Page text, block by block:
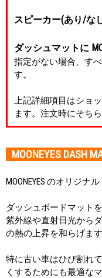
スピーカー(あり/な
ダッシュマットに
指定がない場合、すべ
す。
上記詳細項目はショ
ます。注文時にそち
MOONEYES DASH
MOONEYES のオリジナ
ダッシュボードマット
紫外線や直射日光から
の熱の上昇を和らげます
特に古い車はひび割れ
くするためにも最適な